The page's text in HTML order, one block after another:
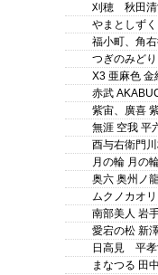
陸奥八仙 ゼネラ
刈穂 秋田
やまとしず
福小町、角
つぎのみど
X3 亜麻色 金
赤武
紫宙、廣喜
無涯 空我 平
酉与右衛門
月の輪 月の
奥六 奥州ノ
ムクノカオ
南部美人 岩
愛宕の松 新
日高見 平
まなつる 田